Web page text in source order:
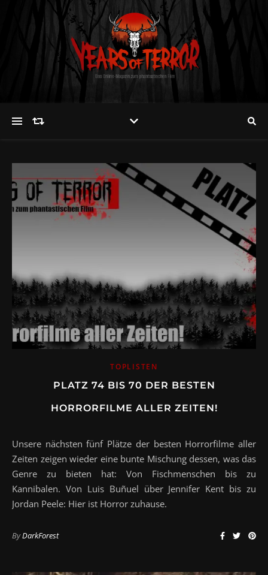
TOPLISTEN
PLATZ 74 BIS 70 DER BESTEN
HORRORFILME ALLER ZEITEN!
Unsere nächsten fünf Plätze der besten Horrorfilme aller
Zeiten zeigen wieder eine bunte Mischung dessen, was das
Genre zu bieten hat: Von Fischmenschen bis zu
Kannibalen. Von Luis Buñuel über Jennifer Kent bis zu
Jordan Peele: Hier ist Horror zuhause.
ByDarkForest